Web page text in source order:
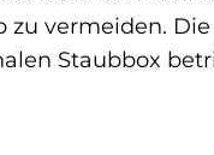
vermeiden.
Staubbox